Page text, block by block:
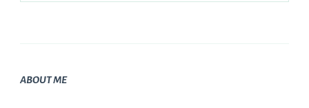
ABOUT ME